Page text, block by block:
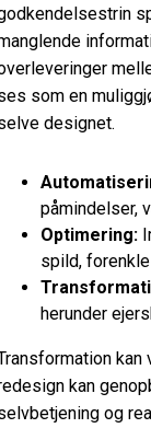
som en
designet.
påmindelser,
Optimering:
spild,
herunder
kan
og